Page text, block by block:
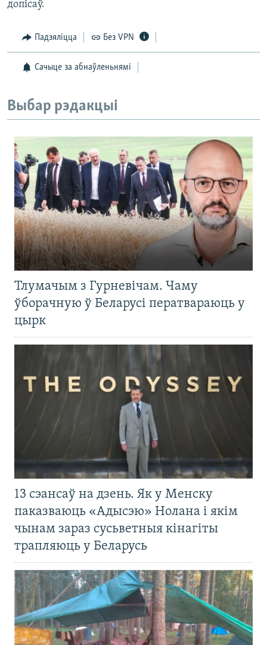
допісаў.
Падзяліцца Без VPN
Сачыце за абнаўленьнямі
Выбар рэдакцыі
Тлумачым з Гурневічам. Чаму
ўборачную ў Беларусі ператвараюць у
цырк
13 сэансаў на дзень. Як у Менску
паказваюць «Адысэю» Нолана і якім
чынам зараз сусьветныя кінагіты
трапляюць у Беларусь